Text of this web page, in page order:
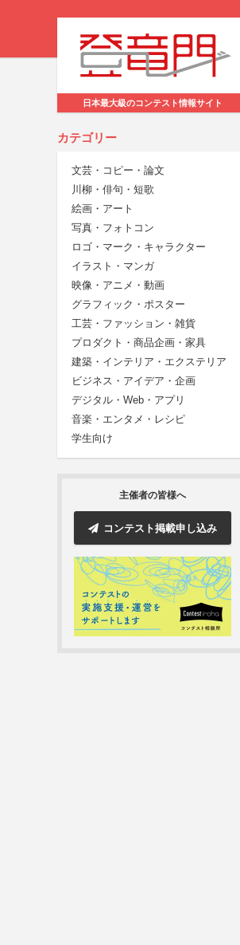
日本最大級のコンテスト情報サイト
カテゴリー
文芸・コピー・論文
川柳・俳句・短歌
絵画・アート
写真・フォトコン
ロゴ・マーク・キャラクター
イラスト・マンガ
映像・アニメ・動画
グラフィック・ポスター
工芸・ファッション・雑貨
プロダクト・商品企画・家具
建築・インテリア・エクステリア
ビジネス・アイデア・企画
デジタル・Web・アプリ
音楽・エンタメ・レシピ
学生向け
主催者の皆様へ
コンテスト掲載申し込み